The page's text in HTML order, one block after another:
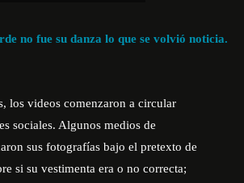
no fue su danza lo que se volvió noticia.
los videos comenzaron a circular
sociales. Algunos medios de
sus fotografías bajo el pretexto de
si su vestimenta era o no correcta;